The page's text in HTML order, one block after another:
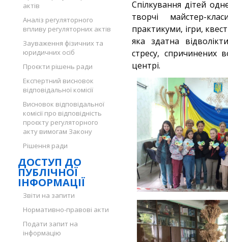
актів
Аналіз регуляторного
впливу регуляторних актів
Зауваження фізичних та
юридичних осіб
Проєкти рішень ради
Експертний висновок
відповідальної комісії
Висновок відповідальної
комісії про відповідність
проєкту регуляторного
акту вимогам Закону
Рішення ради
ДОСТУП ДО
ПУБЛІЧНОЇ
ІНФОРМАЦІЇ
Звіти на запити
Нормативно-правові акти
Подати запит на
інформацію
Спілкування дітей
творчі майстер-
практикуми, ігри,
яка здатна
стресу, спричинених
центрі.